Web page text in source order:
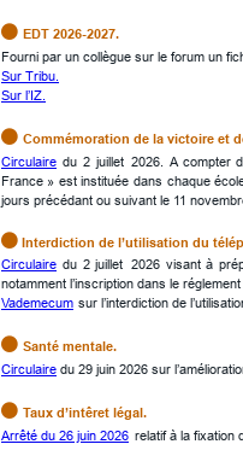
 EDT 2026-2027.
Fourni par un collègue sur le forum un
Sur Tribu.
Sur l’IZ.
 Commémoration de la victoire et
Circulaire du 2 juillet 2026. A compter
France » est instituée dans chaque
jours précédant ou suivant le 11
 Interdiction de l’utilisation du
Circulaire du 2 juillet 2026 visant à
notamment l’inscription dans le
Vademecum sur l’interdiction de
 Santé mentale.
Circulaire du 29 juin 2026 sur
 Taux d’intêret légal.
Arrêté du 26 juin 2026 relatif à la fixation